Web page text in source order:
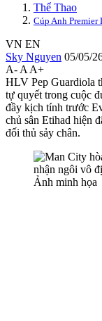
Thể Thao
Cúp Anh Premier
VN EN
Sky Nguyen 05/05/
A- A A+
HLV Pep Guardiola
tự quyết trong cuộc
đầy kịch tính trước
chủ sân Etihad hiện
đối thủ sảy chân.
Ảnh minh họa